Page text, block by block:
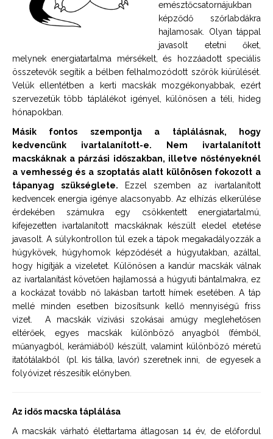
emésztőcsatornájukban
képződő szőrlabdákra
hajlamosak. Olyan táppal
javasolt etetni őket,
melynek energiatartalma mérsékelt, és hozzáadott speciális
összetevők segítik a bélben felhalmozódott szőrök kiürülését.
Velük ellentétben a kerti macskák mozgékonyabbak, ezért
szervezetük több táplálékot igényel, különösen a téli, hideg
hónapokban.
Másik fontos szempontja a táplálásnak, hogy
kedvencünk ivartalanított-e. Nem ivartalanított
macskáknak a párzási időszakban, illetve nőstényeknél
a vemhesség és a szoptatás alatt különösen fokozott a
tápanyag szükséglete.
Ezzel szemben az ivartalanított
kedvencek energia igénye alacsonyabb. Az elhízás elkerülése
érdekében számukra egy csökkentett energiatartalmú,
kifejezetten ivartalanított macskáknak készült eledel etetése
javasolt. A súlykontrollon túl ezek a tápok megakadályozzák a
húgykövek, húgyhomok képződését a húgyutakban, azáltal,
hogy hígítják a vizeletet. Különösen a kandúr macskák válnak
az ivartalanítást követően hajlamossá a húgyuti bántalmakra, ez
a kockázat tovább nő lakásban tartott hímek esetében. A táp
mellé minden esetben bizosítsunk kellő mennyiségű friss
vizet. A macskák vízivási szokásai amúgy meglehetősen
eltérőek, egyes macskák különböző anyagból (fémből,
műanyagból, kerámiából) készült, valamint különböző méretű
itatótálakból (pl. kis tálka, lavór) szeretnek inni, de egyesek a
folyóvizet részesítik előnyben.
Az idős macska táplálása
A macskák várható élettartama átlagosan 14 év, de előfordul